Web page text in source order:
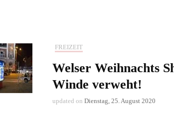
Naturerlebnisse/ Sonstiges
📞Preise & Fotograf
FREIZEIT
Welser Weihnachts
Winde verweht!
updated on Dienstag, 25. August 2020